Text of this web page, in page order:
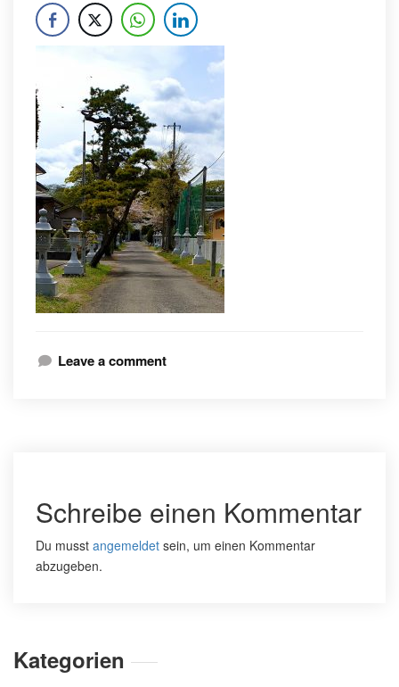
Leave a comment
Schreibe einen Kommentar
Du musst angemeldet sein, um einen Kommentar
abzugeben.
Kategorien